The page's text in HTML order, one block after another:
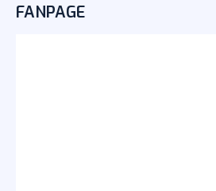
FANPAGE